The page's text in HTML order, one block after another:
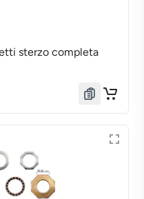
sterzo completa